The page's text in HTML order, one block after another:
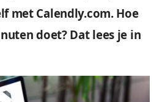
met Calendly.com. Hoe
doet? Dat lees je in